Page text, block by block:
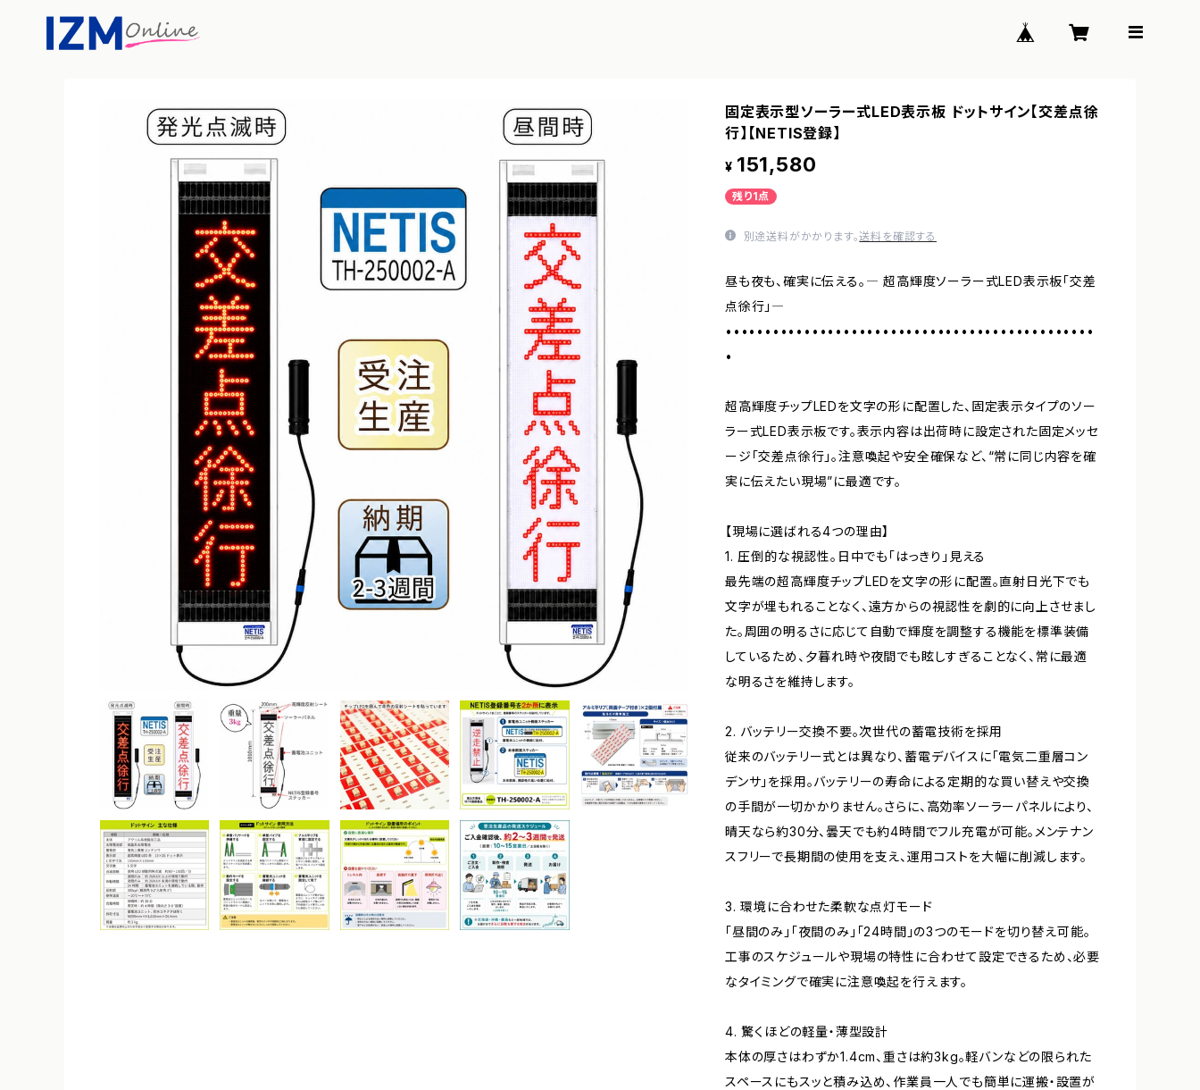
固定表示型ソーラー式LED表示板 ドットサイン【交差点徐
行】【NETIS登録】
¥ 151,580
残り1点
別途送料がかかります。送料を確認する
昼も夜も、確実に伝える。― 超高輝度ソーラー式LED表示板「交差
点徐行」―
•••••••••••••••••••••••••••••••••••••••••••••••
•
超高輝度チップLEDを文字の形に配置した、固定表示タイプのソー
ラー式LED表示板です。表示内容は出荷時に設定された固定メッセ
ージ「交差点徐行」。注意喚起や安全確保など、“常に同じ内容を確
実に伝えたい現場”に最適です。
【現場に選ばれる4つの理由】
1. 圧倒的な視認性。日中でも「はっきり」見える
最先端の超高輝度チップLEDを文字の形に配置。直射日光下でも
文字が埋もれることなく、遠方からの視認性を劇的に向上させまし
た。周囲の明るさに応じて自動で輝度を調整する機能を標準装備
しているため、夕暮れ時や夜間でも眩しすぎることなく、常に最適
な明るさを維持します。
2. バッテリー交換不要。次世代の蓄電技術を採用
従来のバッテリー式とは異なり、蓄電デバイスに「電気二重層コン
デンサ」を採用。バッテリーの寿命による定期的な買い替えや交換
の手間が一切かかりません。さらに、高効率ソーラーパネルにより、
晴天なら約30分、曇天でも約4時間でフル充電が可能。メンテナン
スフリーで長期間の使用を支え、運用コストを大幅に削減します。
3. 環境に合わせた柔軟な点灯モード
「昼間のみ」「夜間のみ」「24時間」の3つのモードを切り替え可能。
工事のスケジュールや現場の特性に合わせて設定できるため、必要
なタイミングで確実に注意喚起を行えます。
4. 驚くほどの軽量・薄型設計
本体の厚さはわずか1.4cm、重さは約3kg。軽バンなどの限られた
スペースにもスッと積み込め、作業員一人でも簡単に運搬・設置が